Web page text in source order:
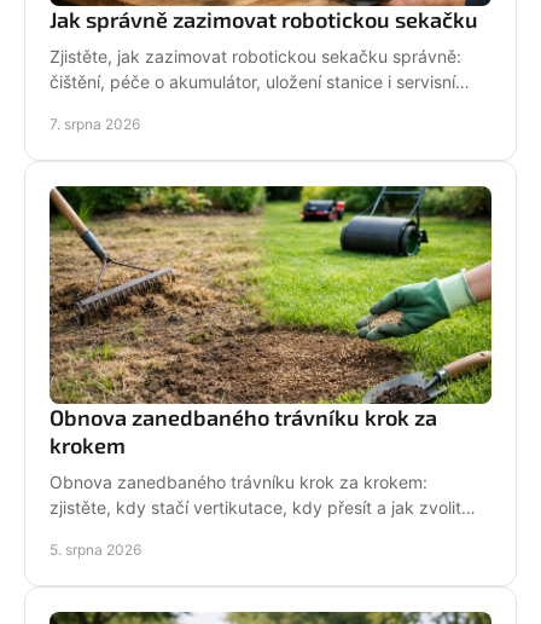
Jak správně zazimovat robotickou sekačku
Zjistěte, jak zazimovat robotickou sekačku správně:
čištění, péče o akumulátor, uložení stanice i servisní
7. srpna 2026
Obnova zanedbaného trávníku krok za
krokem
Obnova zanedbaného trávníku krok za krokem:
zjistěte, kdy stačí vertikutace, kdy přesít a jak zvolit
chyb
5. srpna 2026